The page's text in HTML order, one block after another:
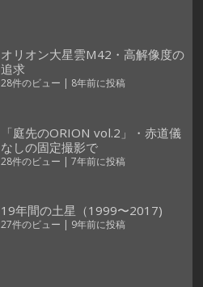
オリオン大星雲M42・高解像度の
追求
28件のビュー | 8年前に投稿
「庭先のORION vol.2」・赤道儀
なしの固定撮影で
28件のビュー | 7年前に投稿
19年間の土星（1999〜2017)
27件のビュー | 9年前に投稿